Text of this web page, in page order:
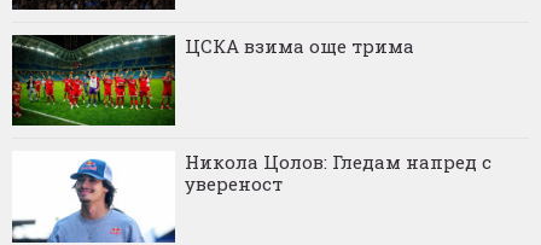
ЦСКА взима още трима
Никола Цолов: Гледам напред с
увереност